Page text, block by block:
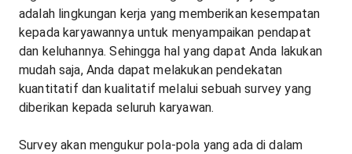
adalah lingkungan kerja yang memberikan kesempatan
kepada karyawannya untuk menyampaikan pendapat
dan keluhannya. Sehingga hal yang dapat Anda lakukan
mudah saja, Anda dapat melakukan pendekatan
kuantitatif dan kualitatif melalui sebuah survey yang
diberikan kepada seluruh karyawan.
Survey akan mengukur pola-pola yang ada di dalam